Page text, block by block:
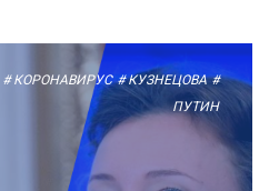
# КОРОНАВИРУС # КУЗНЕЦОВА #
ПУТИН